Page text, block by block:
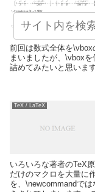
前回は数式全体を
まいましたが、\vbox
詰めてみたいと思いま
TeX / LaTeX
いろいろな著者のTeX
だけのマクロを大量に
を、\newcommandで